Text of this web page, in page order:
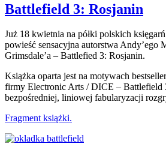
Battlefield 3: Rosjanin
Już 18 kwietnia na półki polskich
powieść sensacyjna autorstwa Andy’ego
Grimsdale’a – Battlefied 3: Rosjanin.
Książka oparta jest na motywach
firmy Electronic Arts / DICE – Battlefield
bezpośredniej, liniowej fabularyzacji
Fragment książki.